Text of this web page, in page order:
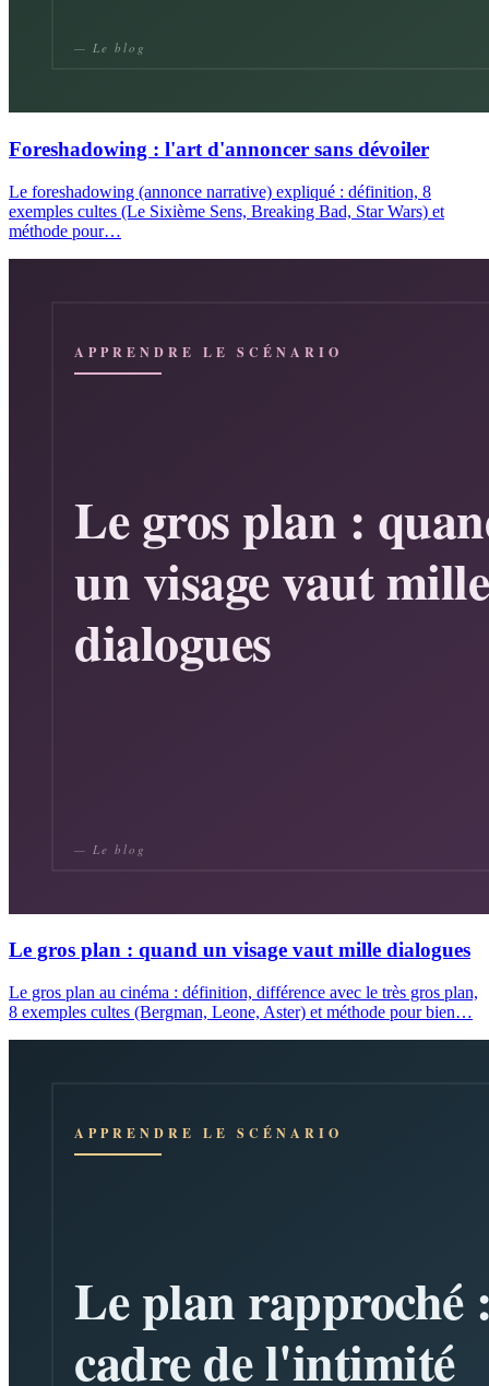
Foreshadowing : l'art d'annoncer sans dévoiler
Le foreshadowing (annonce narrative) expliqué : définition, 8
exemples cultes (Le Sixième Sens, Breaking Bad, Star Wars) et
méthode pour…
Le gros plan : quand un visage vaut mille dialogues
Le gros plan au cinéma : définition, différence avec le très gros plan,
8 exemples cultes (Bergman, Leone, Aster) et méthode pour bien…